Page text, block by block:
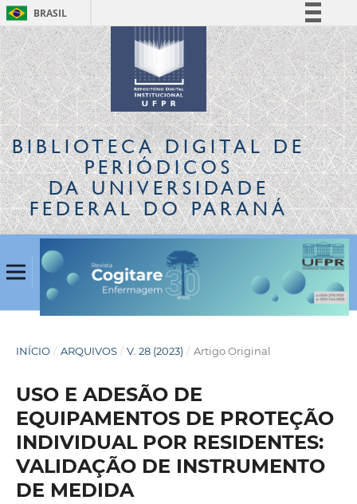
BRASIL
Simplifique!
Comunica BR
Participe
Acesso à informação
Legislação
Canais
BIBLIOTECA DIGITALDE
PERIÓDICOS
DA UNIVERSIDADE
FEDERAL DO PARANÁ
INÍCIO / ARQUIVOS / V. 28 (2023) / Artigo Original
USO E ADESÃO DE
EQUIPAMENTOS DE PROTEÇÃO
INDIVIDUAL POR RESIDENTES:
VALIDAÇÃO DE INSTRUMENTO
DE MEDIDA